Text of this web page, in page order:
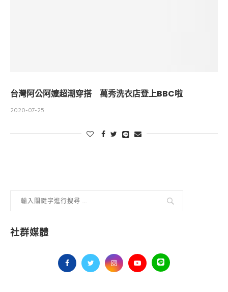
台灣阿公阿嬤超潮穿搭 萬秀洗衣店登上BBC啦
2020-07-25
社群媒體